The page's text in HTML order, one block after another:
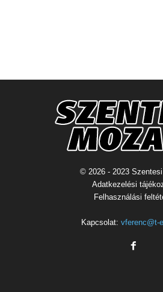
© 2026 - 2023
Adatkezelési
Felhasználási
Kapcsolat: vferenc@t-